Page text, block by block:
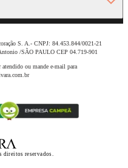
S. A.- CNPJ: 84.453.844/0021-21
/SÃO PAULO CEP 04.719-901
ou mande e-mail para
reservados.